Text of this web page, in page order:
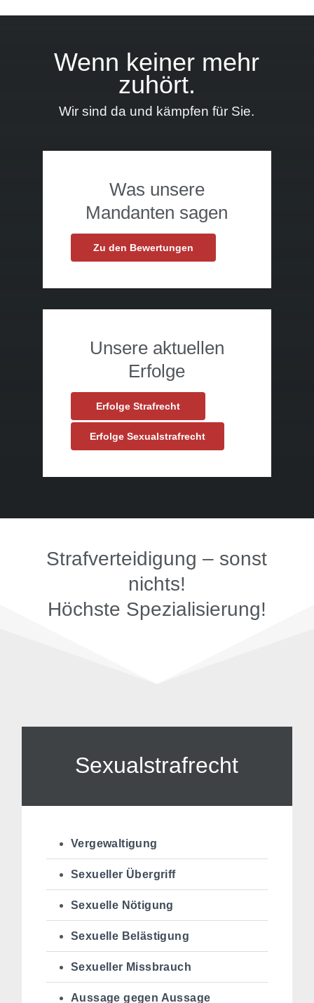
Wenn keiner mehr
zuhört.
Wir sind da und kämpfen für Sie.
Was unsere
Mandanten sagen
Zu den Bewertungen
Unsere aktuellen
Erfolge
Erfolge Strafrecht
Erfolge Sexualstrafrecht
Strafverteidigung – sonst
nichts!
Höchste Spezialisierung!
Sexualstrafrecht
Vergewaltigung
Sexueller Übergriff
Sexuelle Nötigung
Sexuelle Belästigung
Sexueller Missbrauch
Aussage gegen Aussage